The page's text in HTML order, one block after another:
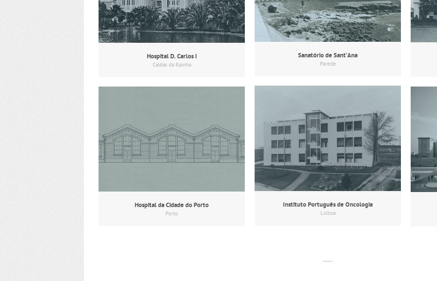
Sanatório de Sant’Ana
Parede
Hospital D. Carlos I
Caldas da Rainha
Instituto Português de Oncologia
Lisboa
Hospital da Cidade do Porto
Porto